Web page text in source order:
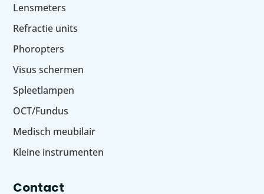
Lensmeters
Refractie units
Phoropters
Visus schermen
Spleetlampen
OCT/Fundus
Medisch meubilair
Kleine instrumenten
Contact